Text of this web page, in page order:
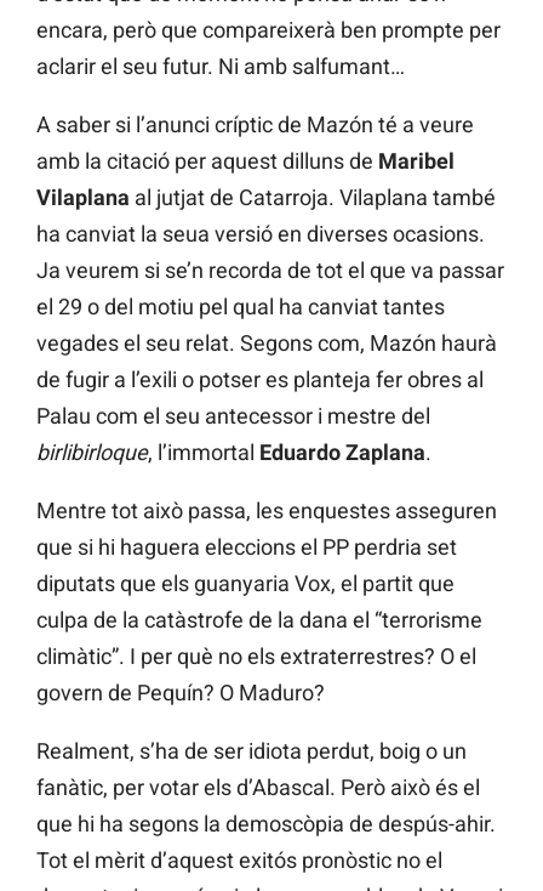
encara, però que compareixerà ben prompte per
aclarir el seu futur. Ni amb salfumant…
A saber si l’anunci críptic de Mazón té a veure
amb la citació per aquest dilluns de Maribel
Vilaplana al jutjat de Catarroja. Vilaplana també
ha canviat la seua versió en diverses ocasions.
Ja veurem si se’n recorda de tot el que va passar
el 29 o del motiu pel qual ha canviat tantes
vegades el seu relat. Segons com, Mazón haurà
de fugir a l’exili o potser es planteja fer obres al
Palau com el seu antecessor i mestre del
birlibirloque, l’immortal Eduardo Zaplana.
Mentre tot això passa, les enquestes asseguren
que si hi haguera eleccions el PP perdria set
diputats que els guanyaria Vox, el partit que
culpa de la catàstrofe de la dana el “terrorisme
climàtic”. I per què no els extraterrestres? O el
govern de Pequín? O Maduro?
Realment, s’ha de ser idiota perdut, boig o un
fanàtic, per votar els d’Abascal. Però això és el
que hi ha segons la demoscòpia de despús-ahir.
Tot el mèrit d’aquest exitós pronòstic no el